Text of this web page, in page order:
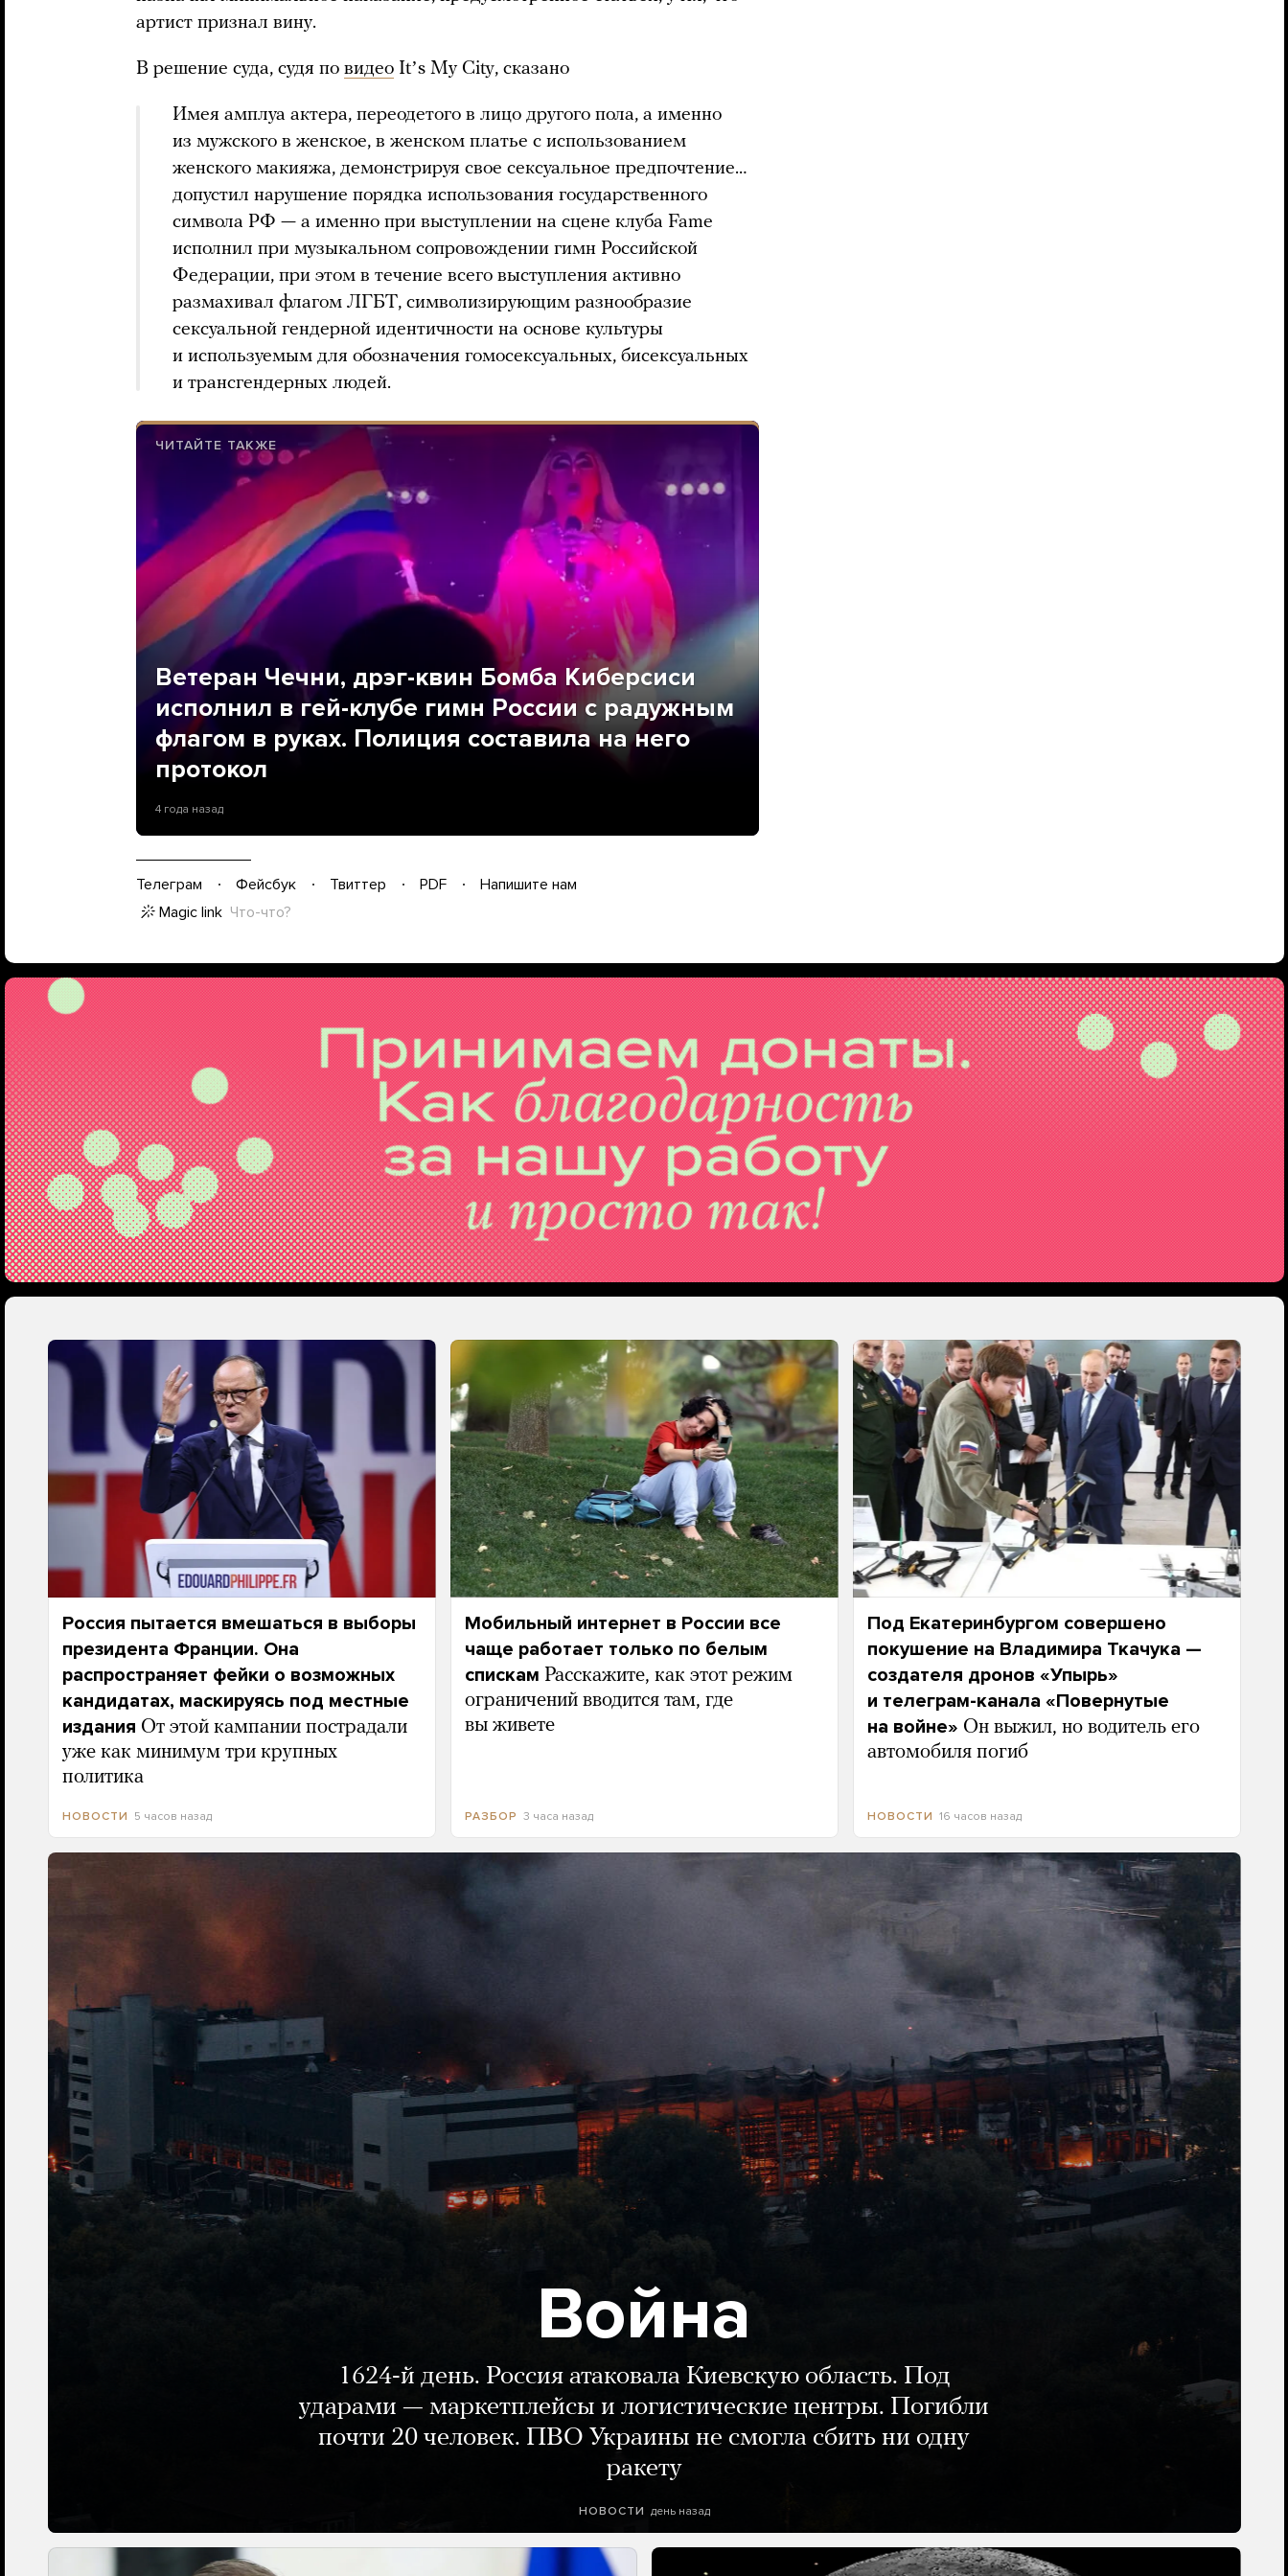
артист признал вину.
В решение суда, судя по видео Itʼs My City, сказано
Имея амплуа актера, переодетого в лицо другого пола, а именно
из мужского в женское, в женском платье с использованием
женского макияжа, демонстрируя свое сексуальное предпочтение…
допустил нарушение порядка использования государственного
символа РФ — а именно при выступлении на сцене клуба Fame
исполнил при музыкальном сопровождении гимн Российской
Федерации, при этом в течение всего выступления активно
размахивал флагом ЛГБТ, символизирующим разнообразие
сексуальной гендерной идентичности на основе культуры
и используемым для обозначения гомосексуальных, бисексуальных
и трансгендерных людей.
ЧИТАЙТЕ ТАКЖЕ
Ветеран Чечни, дрэг-квин Бомба Киберсиси
исполнил в гей-клубе гимн России с радужным
флагом в руках. Полиция составила на него
протокол
4 года назад
Телеграм Фейсбук Твиттер PDF
Напишите нам
Magic link Что-что?
Россия пытается вмешаться в выборы
президента Франции. Она
распространяет фейки о возможных
кандидатах, маскируясь под местные
издания От этой кампании пострадали
уже как минимум три крупных
политика
НОВОСТИ 5 часов назад
Мобильный интернет в России все
чаще работает только по белым
спискам Расскажите, как этот режим
ограничений вводится там, где
вы живете
РАЗБОР 3 часа назад
Под Екатеринбургом совершено
покушение на Владимира Ткачука —
создателя дронов «Упырь»
и телеграм-канала «Повернутые
на войне» Он выжил, но водитель его
автомобиля погиб
НОВОСТИ 16 часов назад
Война
1624-й день. Россия атаковала Киевскую область. Под
ударами — маркетплейсы и логистические центры. Погибли
почти 20 человек. ПВО Украины не смогла сбить ни одну
ракету
НОВОСТИ день назад